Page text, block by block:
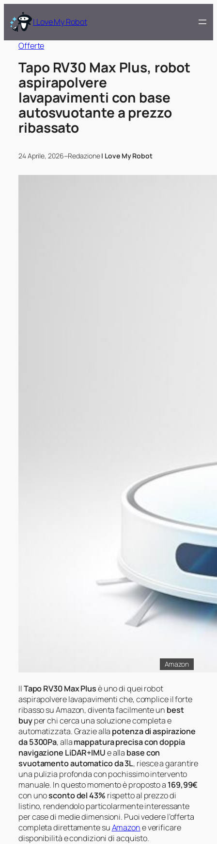
I Love My Robot
Offerte
Tapo RV30 Max Plus, robot
aspirapolvere
lavapavimenti con base
autosvuotante a prezzo
ribassato
24 Aprile, 2026–RedazioneI Love My Robot
Amazon
IlTapo RV30 Max Plusè uno di quei robot
aspirapolvere lavapavimenti che, complice il forte
ribasso su Amazon, diventa facilmente un best
buyper chi cerca una soluzione completa e
automatizzata. Grazie alla potenza di aspirazione
da 5300Pa, allamappatura precisa con doppia
navigazione LiDAR+IMUe alla base con
svuotamento automatico da 3L, riesce a garantire
una pulizia profonda con pochissimo intervento
manuale. In questo momento è proposto a 169,99€
con unosconto del 43% rispetto al prezzo di
listino, rendendolo particolarmente interessante
per case di medie dimensioni. Puoi vedere l’offerta
completa direttamente suAmazone verificare
disponibilità e condizioni di acquisto.